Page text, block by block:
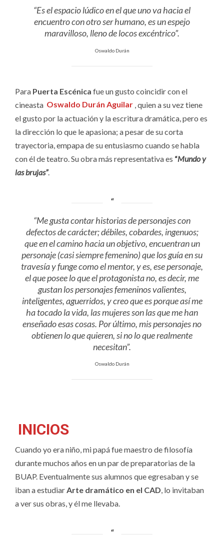
“Es el espacio lúdico en el que uno va hacia el
encuentro con otro ser humano, es un espejo
maravilloso, lleno de locos excéntrico”.
Oswaldo Durán
Para Puerta Escénica fue un gusto coincidir con el
cineasta Oswaldo Durán Aguilar , quien a su vez tiene
el gusto por la actuación y la escritura dramática, pero es
la dirección lo que le apasiona; a pesar de su corta
trayectoria, empapa de su entusiasmo cuando se habla
con él de teatro. Su obra más representativa es “Mundo y
las brujas”.
“Me gusta contar historias de personajes con
defectos de carácter; débiles, cobardes, ingenuos;
que en el camino hacia un objetivo, encuentran un
personaje (casi siempre femenino) que los guía en su
travesía y funge como el mentor, y es, ese personaje,
el que posee lo que el protagonista no, es decir, me
gustan los personajes femeninos valientes,
inteligentes, aguerridos, y creo que es porque así me
ha tocado la vida, las mujeres son las que me han
enseñado esas cosas. Por último, mis personajes no
obtienen lo que quieren, si no lo que realmente
necesitan”.
Oswaldo Durán
INICIOS
Cuando yo era niño, mi papá fue maestro de filosofía
durante muchos años en un par de preparatorias de la
BUAP. Eventualmente sus alumnos que egresaban y se
iban a estudiarArte dramático en el CAD, lo invitaban
a ver sus obras, y él me llevaba.